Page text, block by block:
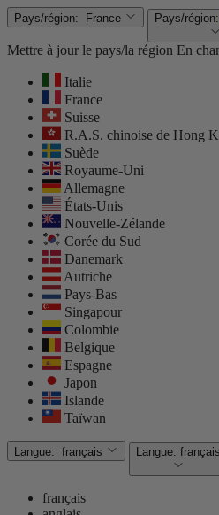
Pays/région: France Pays/région:
Mettre à jour le pays/la région En
Italie
France
Suisse
R.A.S. chinoise de Hong
Suède
Royaume-Uni
Allemagne
États-Unis
Nouvelle-Zélande
Corée du Sud
Danemark
Autriche
Pays-Bas
Singapour
Colombie
Belgique
Espagne
Japon
Islande
Taïwan
Langue: français Langue: français
français